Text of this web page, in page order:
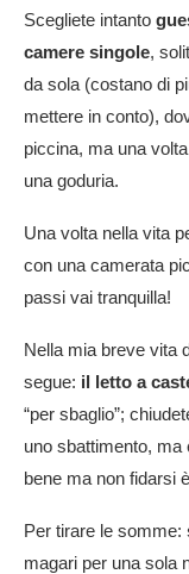
Scegliete intanto
camere singole,
da sola (costano di
mettere in conto),
piccina, ma una
una goduria.
Una volta nella vita
con una camerata
passi vai tranquilla!
Nella mia breve vita
segue: il letto a
“per sbaglio”;
uno sbattimento, ma
bene ma non fidarsi
Per tirare le somme:
magari per una sola